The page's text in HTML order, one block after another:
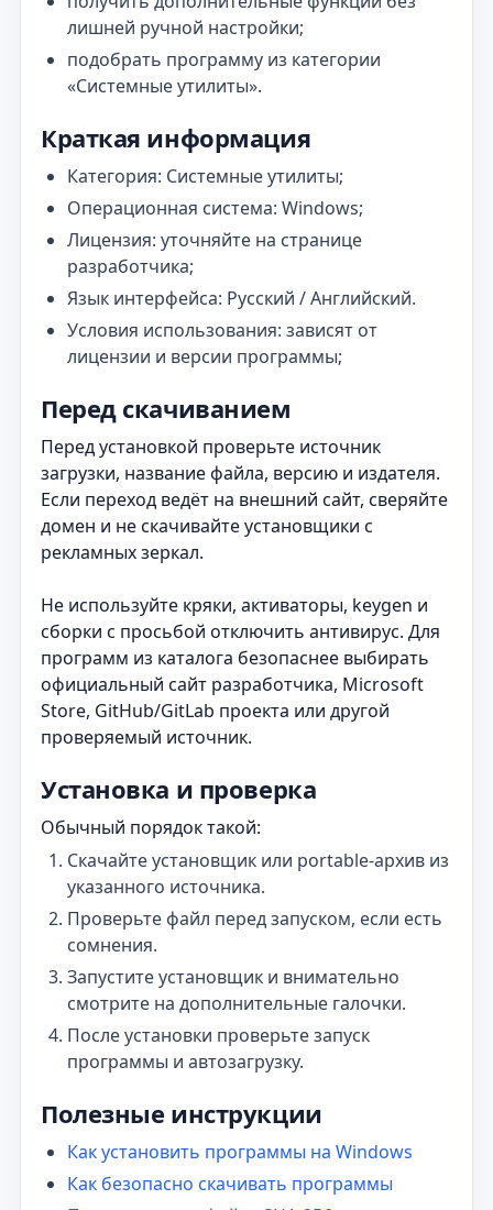
лишней ручной настройки;
подобрать программу из категории
«Системные утилиты».
Краткая информация
Категория: Системные утилиты;
Операционная система: Windows;
Лицензия: уточняйте на странице
разработчика;
Язык интерфейса: Русский / Английский.
Условия использования: зависят от
лицензии и версии программы;
Перед скачиванием
Перед установкой проверьте источник
загрузки, название файла, версию и издателя.
Если переход ведёт на внешний сайт, сверяйте
домен и не скачивайте установщики с
рекламных зеркал.
Не используйте кряки, активаторы, keygen и
сборки с просьбой отключить антивирус. Для
программ из каталога безопаснее выбирать
официальный сайт разработчика, Microsoft
Store, GitHub/GitLab проекта или другой
проверяемый источник.
Установка и проверка
Обычный порядок такой:
Скачайте установщик или portable-архив из
указанного источника.
Проверьте файл перед запуском, если есть
сомнения.
Запустите установщик и внимательно
смотрите на дополнительные галочки.
После установки проверьте запуск
программы и автозагрузку.
Полезные инструкции
Как установить программы на Windows
Как безопасно скачивать программы